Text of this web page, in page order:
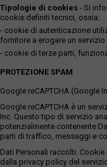
Tipologie di cookies - Si
cookie definiti tecnici, ossia:
- cookie di autenticazione
fornitore a erogare un
- cookie di terze parti,
PROTEZIONE SPAM
Google reCAPTCHA (Google
Google reCAPTCHA è un
Inc. Questo tipo di servizio
potenzialmente contenente
parti di traffico, messaggi e
Dati Personali raccolti:
dalla privacy policy del